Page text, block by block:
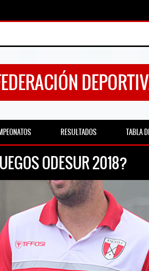
RESULTADOS TABLA
ODESUR 2018?